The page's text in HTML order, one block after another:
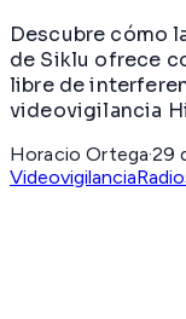
Descubre cómo
de Siklu ofrece
libre de
videovigilancia
Horacio Ortega·29
Videovigilancia